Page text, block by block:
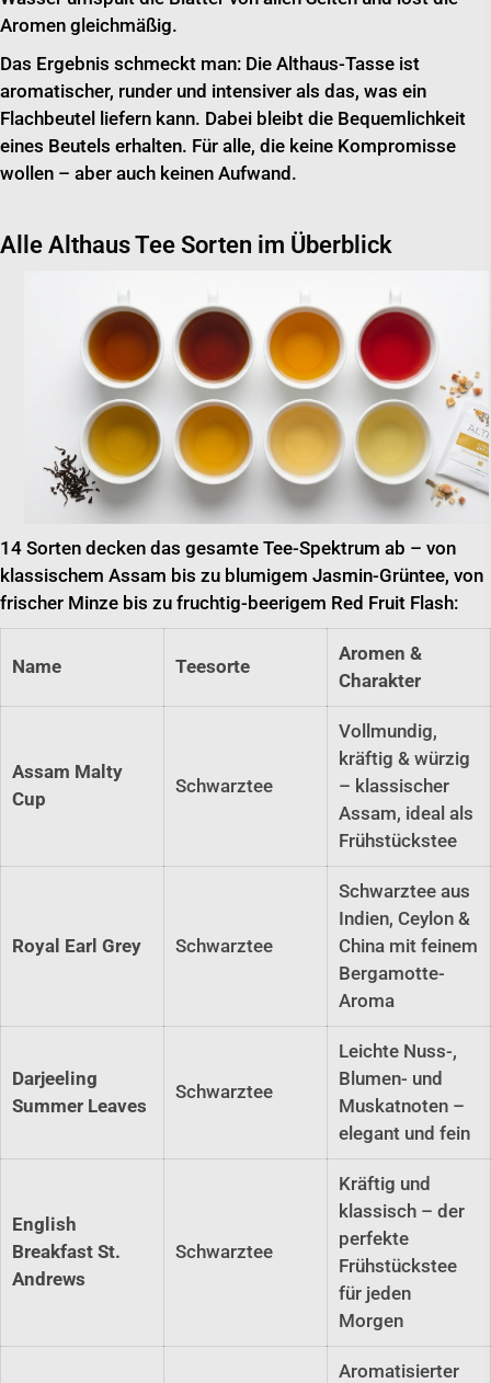
Aromen gleichmäßig.
Das Ergebnis schmeckt man: Die Althaus-Tasse ist
aromatischer, runder und intensiver als das, was ein
Flachbeutel liefern kann. Dabei bleibt die Bequemlichkeit
eines Beutels erhalten. Für alle, die keine Kompromisse
wollen – aber auch keinen Aufwand.
Alle Althaus Tee Sorten im Überblick
14 Sorten decken das gesamte Tee-Spektrum ab – von
klassischem Assam bis zu blumigem Jasmin-Grüntee, von
frischer Minze bis zu fruchtig-beerigem Red Fruit Flash:
Name Teesorte
Aromen &
Charakter
Assam Malty
Cup
Schwarztee
Vollmundig,
kräftig & würzig
– klassischer
Assam, ideal als
Frühstückstee
Royal Earl Grey Schwarztee
Schwarztee aus
Indien, Ceylon &
China mit feinem
Bergamotte-
Aroma
Darjeeling
Summer Leaves
Schwarztee
Leichte Nuss-,
Blumen- und
Muskatnoten –
elegant und fein
English
Breakfast St.
Andrews
Schwarztee
Kräftig und
klassisch – der
perfekte
Frühstückstee
für jeden
Morgen
Aromatisierter